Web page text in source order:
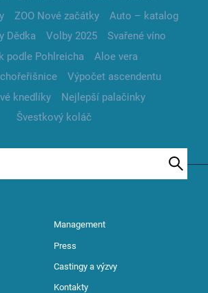
ZOO Nové začátky
Auto – katalog
Dědka
Volby 2025
Svařené víno
podle Pohlreicha
Aloe vera
Výpočet ascendentu
knedlíky
Nejlepší palačinky
Švestkový koláč
Management
Press
Castingy a výzvy
Kontakty